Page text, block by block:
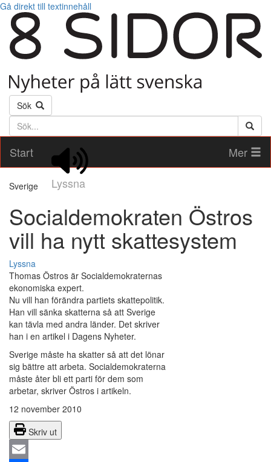
Gå direkt till textinnehåll
Sök
Söktext
Start
Lyssna
Mer
Sverige
Socialdemokraten Östros
vill ha nytt skattesystem
Lyssna
Thomas Östros är Socialdemokraternas
ekonomiska expert.
Nu vill han förändra partiets skattepolitik.
Han vill sänka skatterna så att Sverige
kan tävla med andra länder. Det skriver
han i en artikel i Dagens Nyheter.
Sverige måste ha skatter så att det lönar
sig bättre att arbeta. Socialdemokraterna
måste åter bli ett parti för dem som
arbetar, skriver Östros i artikeln.
12 november 2010
Skriv ut